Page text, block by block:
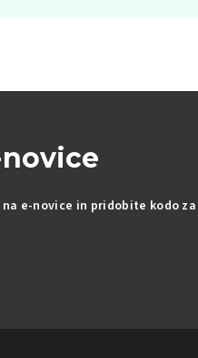
e-novice in pridobite kodo za